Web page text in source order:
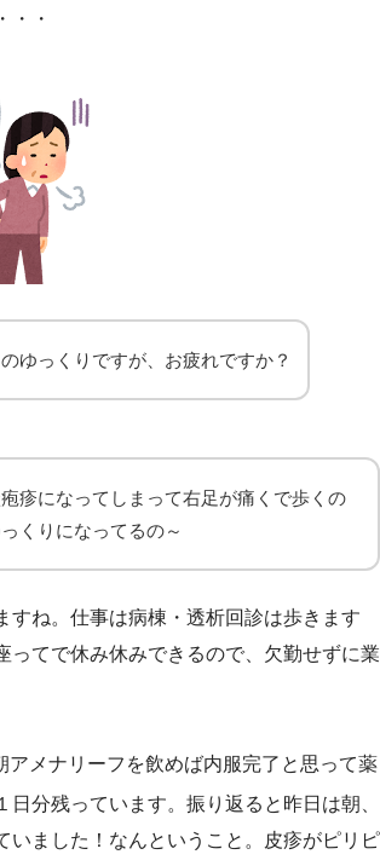
・・
ゆっくりですが、お疲れですか？
疹になってしまって右足が痛くで歩くの
くりになってるの～
すね。仕事は病棟・透析回診は歩きます
ってで休み休みできるので、欠勤せずに業
アメナリーフを飲めば内服完了と思って薬
日分残っています。振り返ると昨日は朝、
いました！なんということ。皮疹がピリピ